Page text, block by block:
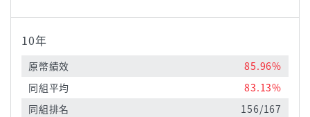
10年
原幣績效
85.96%
同組平均
83.13%
同組排名
156/167